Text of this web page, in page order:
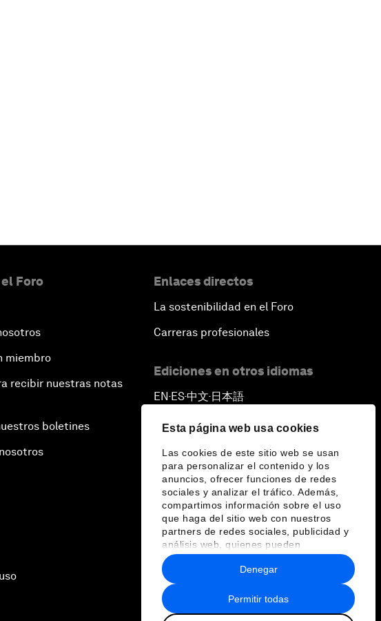
Esta página web usa cookies
Las cookies de este sitio web se usan
para personalizar el contenido y los
anuncios, ofrecer funciones de redes
sociales y analizar el tráfico. Además,
compartimos información sobre el uso
que haga del sitio web con nuestros
partners de redes sociales, publicidad y
análisis web, quienes pueden
combinarla con otra información que les
haya proporcionado o que hayan
recopilado a partir del uso que haya
hecho de sus servicios.
Permitir todas
Denegar
Foro
miembro
recibir nuestras notas
boletines
Enlaces directos
La sostenibilidad en el Foro
Carreras profesionales
Ediciones en otros idiomas
EN ▪ ES▪中文▪ 日本語